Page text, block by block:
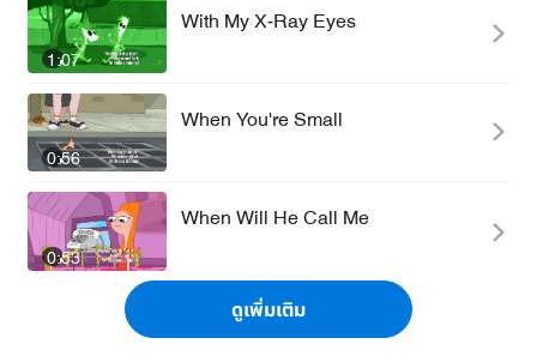
1:07
With My X-Ray Eyes
0:56
When You're Small
0:53
When Will He Call Me
ดูเพิ่มเติม